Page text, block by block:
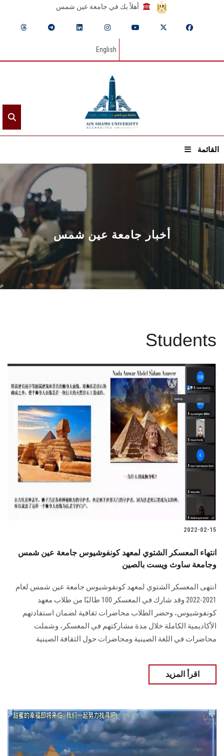
أهلاً بك في جامعة عين شمس
English
القائمة
الرئيسيـة
عن الجامعة
القطاعـات
الشئون الأكاديمية
البحث العلمي
الإعلام
تواصل معنا
الطلاب
هيئة التدريس
الدراسات العليا
الزائـرون
سجل الان
أخبار جامعة عين شمس
Students
2022-02-15
انتهاء المعسكر الشتوي لمعهد كونفوشيوس جامعة عين شمس
وجامعة ساوث ويست بالصين
انتهى المعسكر الشتوي لمعهد كونفوشيوس جامعة عين شمس لعام
2021-2022 وقد شارك في المعسكر 100 طالبًا من طلاب معهد
كونفوشيوس، وحضر الطلاب محاضرات ثقافية لضمان استفادتهم
الأكاديمية الكاملة خلال مدة مشاركتهم في المعسكر، وشملت
محاضرات في اللغة الصينية ومحاضرات حول الثقافة الصينية
اقرأ المزيد